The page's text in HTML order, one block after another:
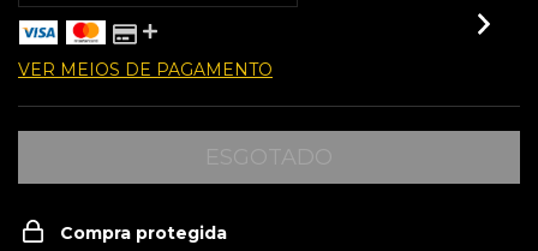
VER MEIOS DE PAGAMENTO
Compra protegida